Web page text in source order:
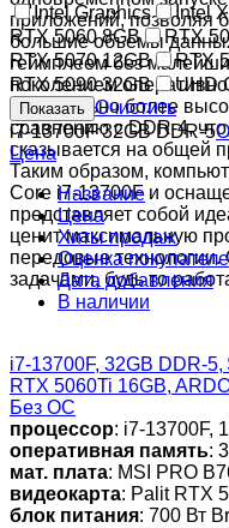
приложений, позволяя
большие объемы
геймплеем без
поколением
значительно более
сравнению с DDR-4,
сказывается на общей
Таким образом,
Core i7-13700F и
представляет собой
ценит максимальную
передовые
задачами, будь то
Intel Graphics
Intel
RTX 5060 8GB
RTX
RTX 5070 12GB
RTX
RTX 5090 32GB
UHD
Очистить
i7-13700F32GB DDR-5
Цена
Название
Цена
Хиты продаж
Оценка
Дата добавления
В наличии
i7-13700F, 32GB DDR-
RTX 5060Ti 16GB,
Без ОС
процессор: i7-13700F,
оперативная память:
мат. плата: MSI PRO
видеокарта: Palit RTX
блок питания: 700 Вт